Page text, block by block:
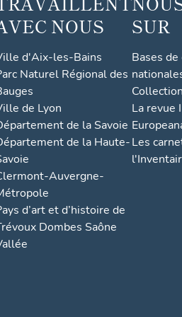
NOUS
d'Aix-les-Bains
Naturel Régional des
de Lyon
de la Savoie
de la Haute-
Auvergne-
d’art et d’histoire de
Dombes Saône
SUR
Bases
La revue
Les